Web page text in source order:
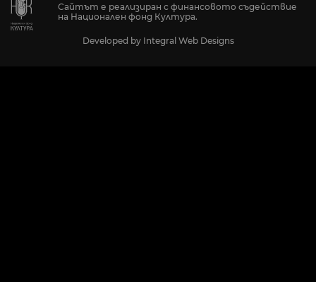
Сайтът е реализиран с финансовото съдействие
на Национален фонд Култура.
Developed by Integral Web Designs